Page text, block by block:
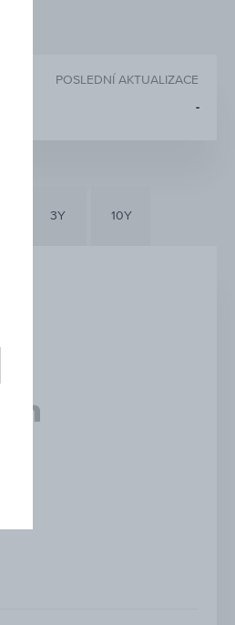
POSLEDNÍ AKTUALIZACE
-
3Y 10Y